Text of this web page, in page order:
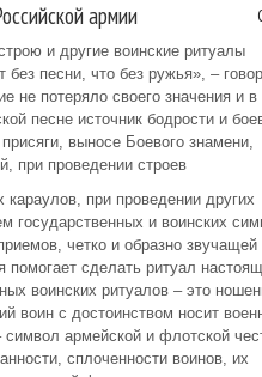
армии
и другие воинские ритуалы
песни, что без ружья», –
не потеряло своего значения и
песне источник бодрости и
выносе Боевого знамени,
при проведении строев
при проведении других
государственных и воинских
четко и образно звучащей
помогает сделать ритуал
воинских ритуалов – это
воин с достоинством носит
армейской и флотской
сплоченности воинов, их